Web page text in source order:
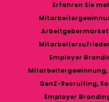
Erfahren Sie
Employer
GenZ-Recruiting,
Employer